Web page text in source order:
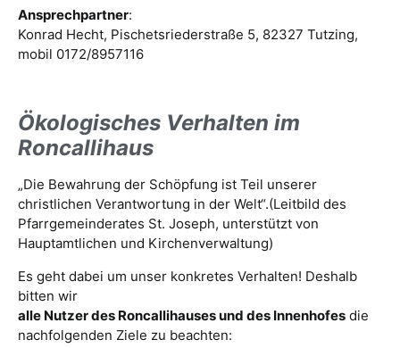
Ansprechpartner:
Konrad Hecht, Pischetsriederstraße 5, 82327 Tutzing,
mobil 0172/8957116
Ökologisches Verhalten im
Roncallihaus
„Die Bewahrung der Schöpfung ist Teil unserer
christlichen Verantwortung in der Welt“.(Leitbild des
Pfarrgemeinderates St. Joseph, unterstützt von
Hauptamtlichen und Kirchenverwaltung)
Es geht dabei um unser konkretes Verhalten! Deshalb
bitten wir
alle Nutzer des Roncallihauses und des Innenhofes die
nachfolgenden Ziele zu beachten: